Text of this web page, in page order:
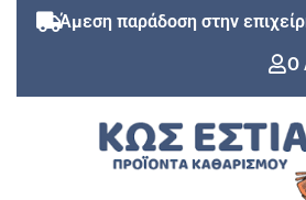
Άμεση παράδοση στην
Ο